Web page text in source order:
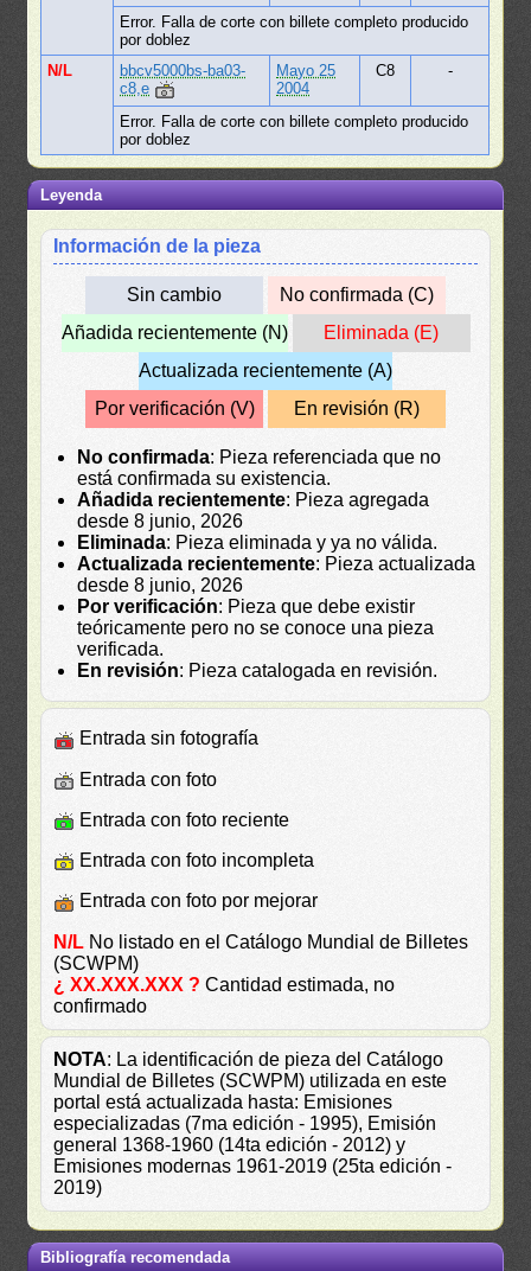
Error. Falla de corte con billete completo producido
por doblez
N/L
bbcv5000bs-ba03-
c8,e
Mayo 25
2004
C8 -
Error. Falla de corte con billete completo producido
por doblez
Leyenda
Información de la pieza
Sin cambio
No confirmada (C)
Añadida recientemente (N)
Eliminada (E)
Actualizada recientemente (A)
Por verificación (V)
En revisión (R)
No confirmada: Pieza referenciada que no
está confirmada su existencia.
Añadida recientemente: Pieza agregada
desde 8 junio, 2026
Eliminada: Pieza eliminada y ya no válida.
Actualizada recientemente: Pieza actualizada
desde 8 junio, 2026
Por verificación: Pieza que debe existir
teóricamente pero no se conoce una pieza
verificada.
En revisión: Pieza catalogada en revisión.
Entrada sin fotografía
Entrada con foto
Entrada con foto reciente
Entrada con foto incompleta
Entrada con foto por mejorar
N/L No listado en el Catálogo Mundial de Billetes
(SCWPM)
¿ XX.XXX.XXX ? Cantidad estimada, no
confirmado
NOTA: La identificación de pieza del Catálogo
Mundial de Billetes (SCWPM) utilizada en este
portal está actualizada hasta: Emisiones
especializadas (7ma edición - 1995), Emisión
general 1368-1960 (14ta edición - 2012) y
Emisiones modernas 1961-2019 (25ta edición -
2019)
Bibliografía recomendada